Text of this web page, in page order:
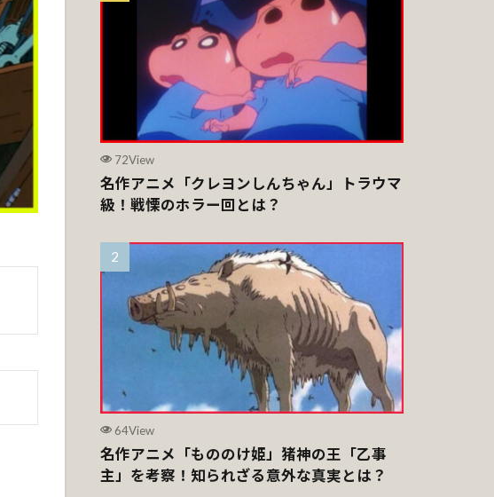
72View
名作アニメ「クレヨンしんちゃん」トラウマ
級！戦慄のホラー回とは？
64View
名作アニメ「もののけ姫」猪神の王「乙事
主」を考察！知られざる意外な真実とは？